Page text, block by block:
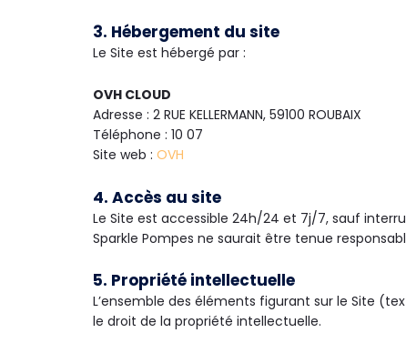
3. Hébergement du site
Le Site est hébergé par :
OVH CLOUD
Adresse : 2 RUE KELLERMANN, 59100 ROUBAIX
Téléphone : 10 07
Site web : OVH
4. Accès au site
Le Site est accessible 24h/24 et 7j/7, sauf
Sparkle Pompes ne saurait être tenue
5. Propriété intellectuelle
L’ensemble des éléments figurant sur le Site
le droit de la propriété intellectuelle.